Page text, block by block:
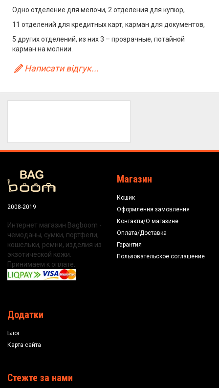
Одно отделение для мелочи, 2 отделения для купюр,
11 отделений для кредитных карт, карман для документов,
5 других отделений, из них 3 – прозрачные, потайной
карман на молнии.
Написати відгук...
2008-2019
Интернет магазин Bagboom -
чемоданы, сумки, портфели,
кошельки, ремни, изделия из
экзотической кожи.
Принимаем к оплате:
Магазин
Кошик
Оформлення замовлення
Контакты/О магазине
Оплата/Доставка
Гарантия
Пользовательское соглашение
Додатки
Блог
Карта сайта
Стежте за нами